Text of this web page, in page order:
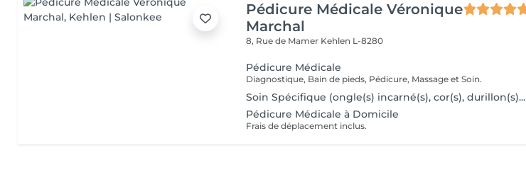
Pédicure Médicale Véronique
Marchal
8, Rue de Mamer Kehlen L-8280
Pédicure Médicale
Diagnostique, Bain de pieds, Pédicure, Massage et Soin.
Soin Spécifique (ongle(s) incarné(s), cor(s), durillon(s)...
Pédicure Médicale à Domicile
Frais de déplacement inclus.